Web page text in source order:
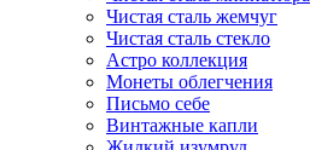
Чистая сталь жемчуг
Чистая сталь стекло
Астро коллекция
Монеты облегчения
Письмо себе
Винтажные капли